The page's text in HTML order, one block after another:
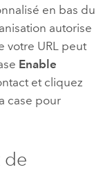
en bas du
autorise
votre URL peut
Enable
et cliquez
case pour
de